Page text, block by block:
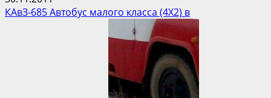
КАвЗ-685 Автобус малого класса (4Х2) в